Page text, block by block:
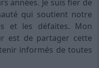
années. Je suis fier de
qui soutient notre
et les défaites. Mon
est de partager cette
informés de toutes